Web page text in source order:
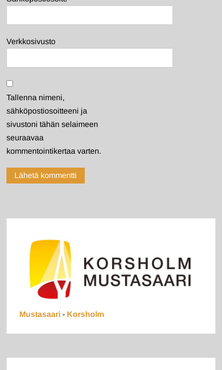
Verkkosivusto
Tallenna nimeni,
sähköpostiosoitteeni ja
sivustoni tähän selaimeen
seuraavaa
kommentointikertaa varten.
Mustasaari - Korsholm